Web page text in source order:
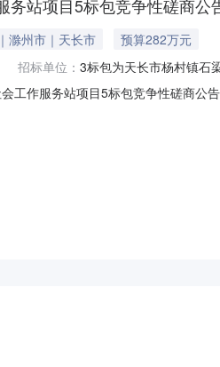
务站项目5标包竞争性磋商公
滁州市｜天长市
预算282万元
招标单位： 3标包为天长市杨村镇石
工作服务站项目5标包竞争性磋商公
项目名称：天长市镇（街）社会工